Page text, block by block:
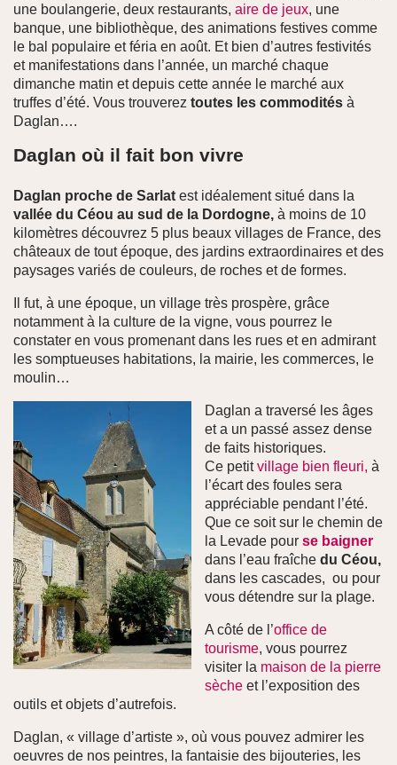
une boulangerie, deux restaurants, aire de jeux, une
banque, une bibliothèque, des animations festives comme
le bal populaire et féria en août. Et bien d’autres festivités
et manifestations dans l’année, un marché chaque
dimanche matin et depuis cette année le marché aux
truffes d’été. Vous trouverez toutes les commodités à
Daglan….
Daglan où il fait bon vivre
Daglan proche de Sarlat est idéalement situé dans la
vallée du Céou au sud de la Dordogne, à moins de 10
kilomètres découvrez 5 plus beaux villages de France, des
châteaux de tout époque, des jardins extraordinaires et des
paysages variés de couleurs, de roches et de formes.
Il fut, à une époque, un village très prospère, grâce
notamment à la culture de la vigne, vous pourrez le
constater en vous promenant dans les rues et en admirant
les somptueuses habitations, la mairie, les commerces, le
moulin…
Daglan a traversé les âges
et a un passé assez dense
de faits historiques.
Ce petitvillage bien fleuri, à
l’écart des foules sera
appréciable pendant l’été.
Que ce soit sur le chemin de
la Levade pour se baigner
dans l’eau fraîche du Céou,
dans les cascades, ou pour
vous détendre sur la plage.
A côté de l’office de
tourisme, vous pourrez
visiter la maison de la pierre
sèche et l’exposition des
outils et objets d’autrefois.
Daglan, « village d’artiste », où vous pouvez admirer les
oeuvres de nos peintres, la fantaisie des bijouteries, les